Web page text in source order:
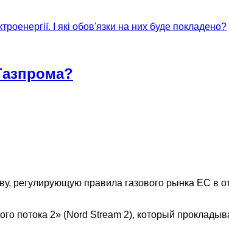
І які обов'язки на них буде покладено?
регулирующую правила газового рынка ЕС в
потока 2» (Nord Stream 2), который